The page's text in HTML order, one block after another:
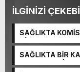
İLGİNİZİ
SAĞLIKTA
NİHAT URUÇ VE
VURGUNU!
SAĞLIKTA BİR
MERKEZLERİ